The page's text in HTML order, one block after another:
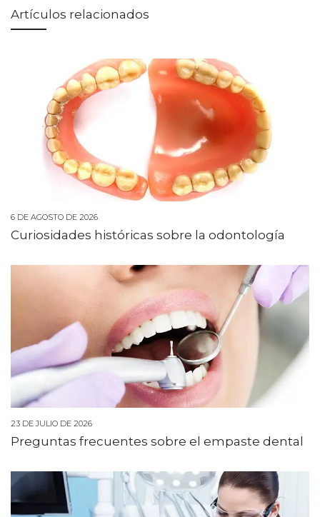
Artículos relacionados
6 DE AGOSTO DE 2026
Curiosidades históricas sobre la odontología
23 DE JULIO DE 2026
Preguntas frecuentes sobre el empaste dental